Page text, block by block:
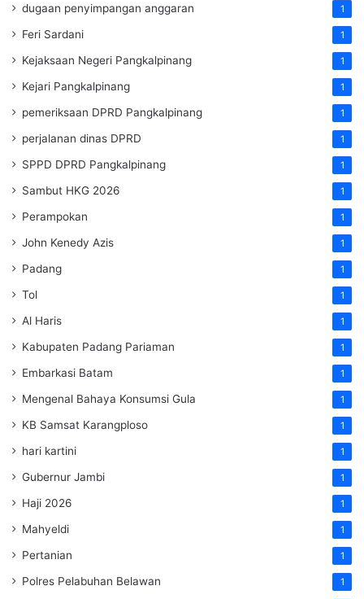
dugaan penyimpangan anggaran 1
Feri Sardani 1
Kejaksaan Negeri Pangkalpinang 1
Kejari Pangkalpinang 1
pemeriksaan DPRD Pangkalpinang 1
perjalanan dinas DPRD 1
SPPD DPRD Pangkalpinang 1
Sambut HKG 2026 1
Perampokan 1
John Kenedy Azis 1
Padang 1
Tol 1
Al Haris 1
Kabupaten Padang Pariaman 1
Embarkasi Batam 1
Mengenal Bahaya Konsumsi Gula 1
KB Samsat Karangploso 1
hari kartini 1
Gubernur Jambi 1
Haji 2026 1
Mahyeldi 1
Pertanian 1
Polres Pelabuhan Belawan 1